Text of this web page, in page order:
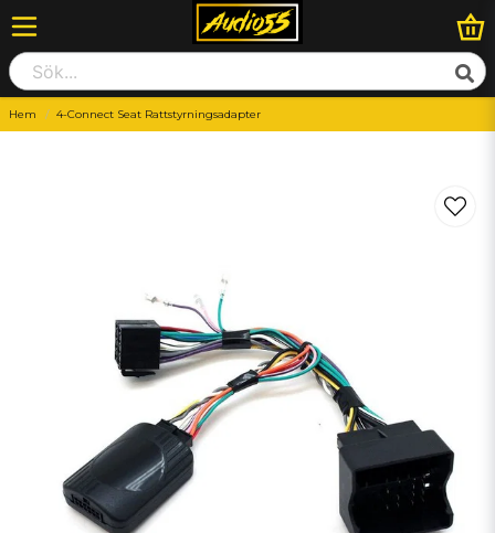
Hem 4-Connect Seat Rattstyrningsadapter